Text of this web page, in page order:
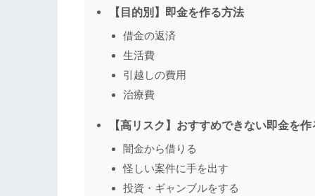
【目的別】即金を作る方法
借金の返済
生活費
引越しの費用
治療費
【高リスク】おすすめできない即金を
闇金から借りる
怪しい案件に手を出す
投資・ギャンブルをする